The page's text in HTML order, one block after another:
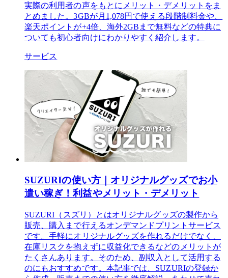
実際の利用者の声をもとにメリット・デメリットをま
とめました。3GBが月1,078円で使える段階制料金や、
楽天ポイントが+4倍、海外2GBまで無料などの特典に
ついても初心者向けにわかりやすく紹介します。
サービス
SUZURIの使い方｜オリジナルグッズでお小
遣い稼ぎ！利益やメリット・デメリット
SUZURI（スズリ）とはオリジナルグッズの製作から
販売、購入まで行えるオンデマンドプリントサービス
です。手軽にオリジナルグッズを作れるだけでなく、
在庫リスクを抱えずに収益化できるなどのメリットが
たくさんあります。そのため、副収入として活用する
のにもおすすめです。本記事では、SUZURIの登録か